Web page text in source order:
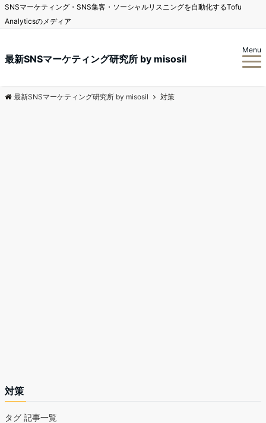
SNSマーケティング・SNS集客・ソーシャルリスニングを自動化するTofu
Analyticsのメディア
最新SNSマーケティング研究所 by misosil
Menu
最新SNSマーケティング研究所 by misosil 対策
対策
タグ 記事一覧